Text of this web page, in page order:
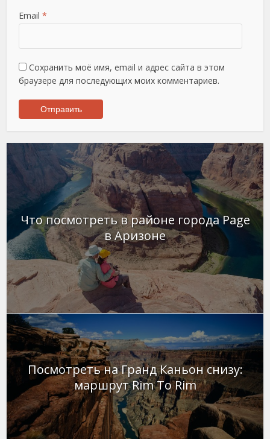
Email *
Сохранить моё имя, email и адрес сайта в этом
браузере для последующих моих комментариев.
Что посмотреть в районе города Page
в Аризоне
Посмотреть на Гранд Каньон снизу:
маршрут Rim To Rim